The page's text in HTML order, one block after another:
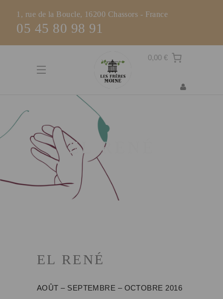
1, rue de la Boucle, 16200 Chassors - France
05 45 80 98 91
0,00 €
EL RENÉ
EL RENÉ
AOÛT – SEPTEMBRE – OCTOBRE 2016